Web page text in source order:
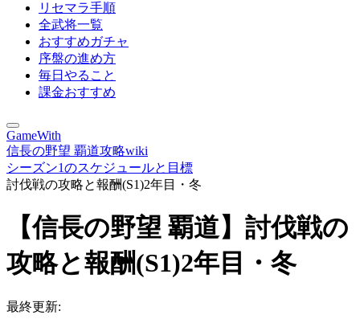
リセマラ手順
全武将一覧
おすすめガチャ
序盤の進め方
毎日やること
課金おすすめ
GameWith
信長の野望 覇道攻略wiki
シーズン1のスケジュールと目標
討伐戦の攻略と報酬(S1)2年目・冬
【信長の野望 覇道】討伐戦の
攻略と報酬(S1)2年目・冬
最終更新: